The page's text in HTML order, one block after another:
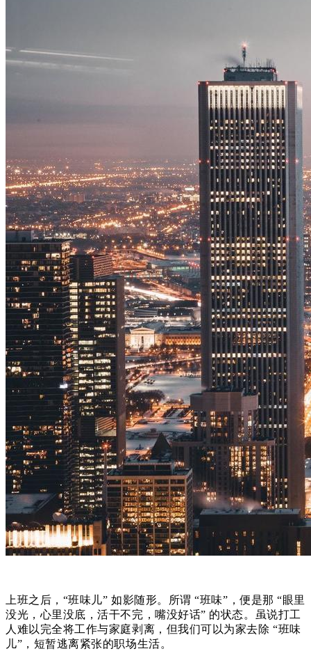
上班之后，“班味儿” 如影随形。所谓 “班味”，便是那 “眼里
没光，心里没底，活干不完，嘴没好话” 的状态。虽说打工
人难以完全将工作与家庭剥离，但我们可以为家去除 “班味
儿”，短暂逃离紧张的职场生活。